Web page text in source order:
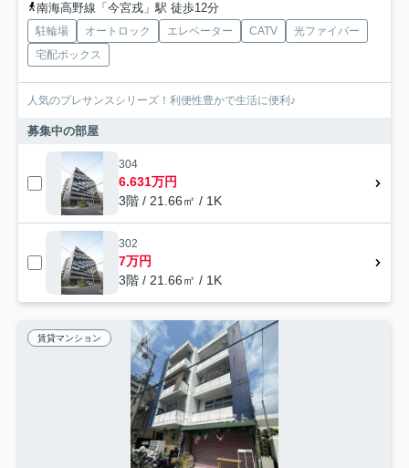
南海高野線「今宮戎」駅 徒歩12分
駐輪場 オートロック エレベーター CATV
光ファイバー
宅配ボックス
人気のプレサンスシリーズ！利便性豊かで生活に便利♪
募集中の部屋
304
6.631万円
3階 / 21.66㎡ / 1K
302
7万円
3階 / 21.66㎡ / 1K
賃貸マンション